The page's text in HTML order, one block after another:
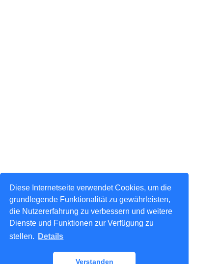
Diese Internetseite verwendet Cookies, um die
grundlegende Funktionalität zu gewährleisten,
die Nutzererfahrung zu verbessern und weitere
Dienste und Funktionen zur Verfügung zu
stellen.
Details
Verstanden